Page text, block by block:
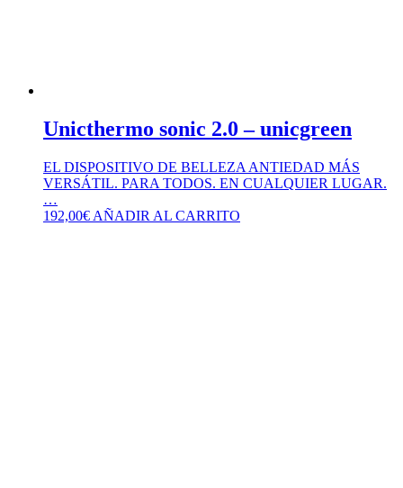
Unicthermo sonic 2.0 – unicgreen
EL DISPOSITIVO DE BELLEZA ANTIEDAD MÁS
VERSÁTIL. PARA TODOS. EN CUALQUIER LUGAR.
…
192,00€ AÑADIR AL CARRITO